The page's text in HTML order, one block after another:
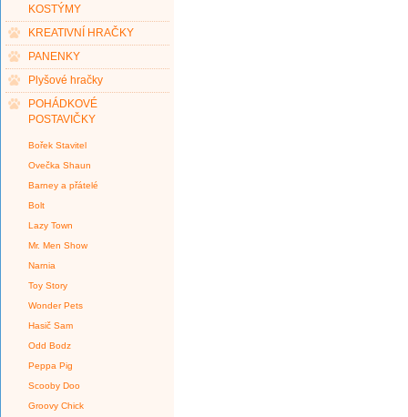
KOSTÝMY
KREATIVNÍ HRAČKY
PANENKY
Plyšové hračky
POHÁDKOVÉ
POSTAVIČKY
Bořek Stavitel
Ovečka Shaun
Barney a přátelé
Bolt
Lazy Town
Mr. Men Show
Narnia
Toy Story
Wonder Pets
Hasič Sam
Odd Bodz
Peppa Pig
Scooby Doo
Groovy Chick